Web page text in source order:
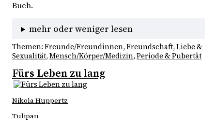
Buch.
mehr oder weniger lesen
Themen: Freunde/Freundinnen, Freundschaft, Liebe &
Sexualität, Mensch/Körper/Medizin, Periode & Pubertät
Fürs Leben zu lang
Nikola Huppertz
Tulipan